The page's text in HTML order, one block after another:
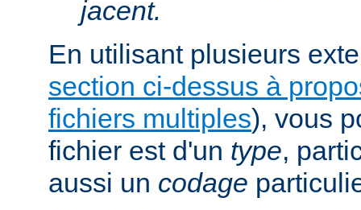
jacent.
En utilisant plusieurs
section ci-dessus à
fichiers multiples), vous
fichier est d'un type,
aussi un codage